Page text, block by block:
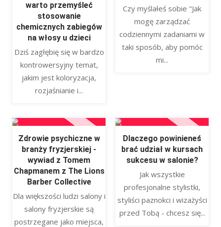
warto przemyśleć
stosowanie
chemicznych zabiegów
na włosy u dzieci
Dziś zagłębię się w bardzo
kontrowersyjny temat,
jakim jest koloryzacja,
rozjaśnianie i...
Czy myślałeś sobie "Jak
mogę zarządzać
codziennymi zadaniami w
taki sposób, aby pomóc
mi...
Zdrowie psychiczne w
branży fryzjerskiej -
wywiad z Tomem
Chapmanem z The Lions
Barber Collective
Dla większości ludzi salony i
salony fryzjerskie są
postrzegane jako miejsca,
Dlaczego powinieneś
brać udział w kursach
sukcesu w salonie?
Jak wszystkie
profesjonalne stylistki,
styliści paznokci i wizażyści
przed Tobą - chcesz się...